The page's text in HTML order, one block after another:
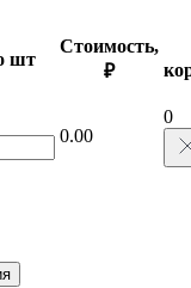
шт
Стоимость,
₽
0.00
0